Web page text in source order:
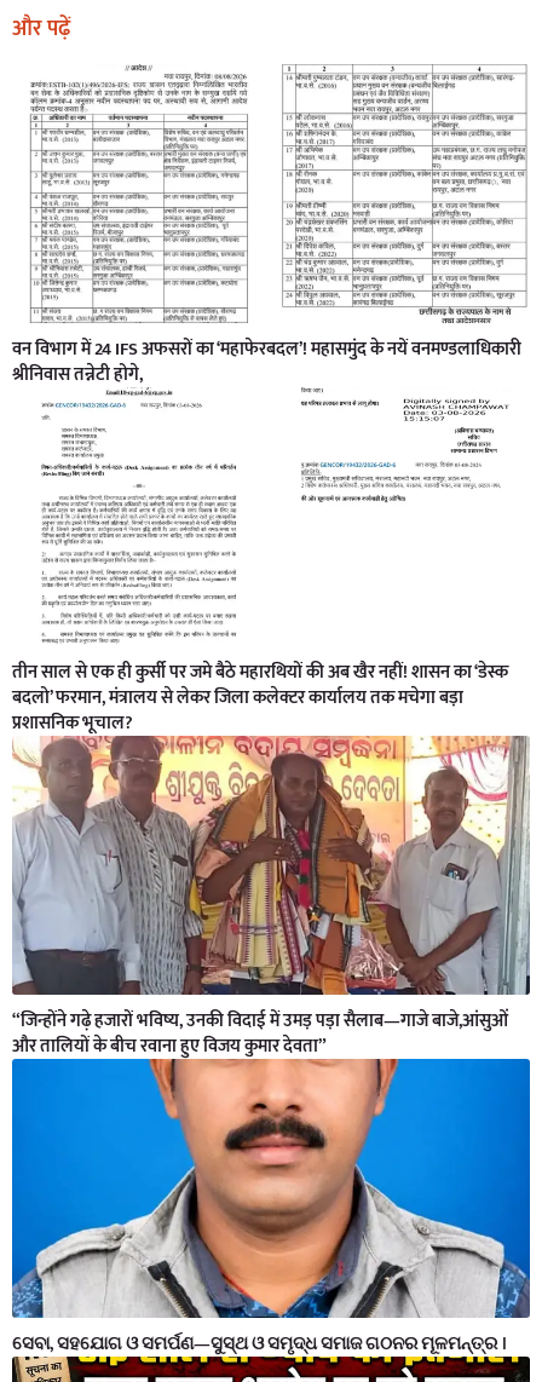
और पढ़ें
वन विभाग में 24 IFS अफसरों का ‘महाफेरबदल’! महासमुंद के नयें वनमण्डलाधिकारी
श्रीनिवास तन्नेटी होगे,
तीन साल से एक ही कुर्सी पर जमे बैठे महारथियों की अब खैर नहीं! शासन का ‘डेस्क
बदलो’ फरमान, मंत्रालय से लेकर जिला कलेक्टर कार्यालय तक मचेगा बड़ा
प्रशासनिक भूचाल?
“जिन्होंने गढ़े हजारों भविष्य, उनकी विदाई में उमड़ पड़ा सैलाब—गाजे बाजे,आंसुओं
और तालियों के बीच रवाना हुए विजय कुमार देवता”
ସେବା, ସହଯୋଗ ଓ ସମର୍ପଣ—ସୁସ୍ଥ ଓ ସମୃଦ୍ଧ ସମାଜ ଗଠନର ମୂଳମନ୍ତ୍ର ।